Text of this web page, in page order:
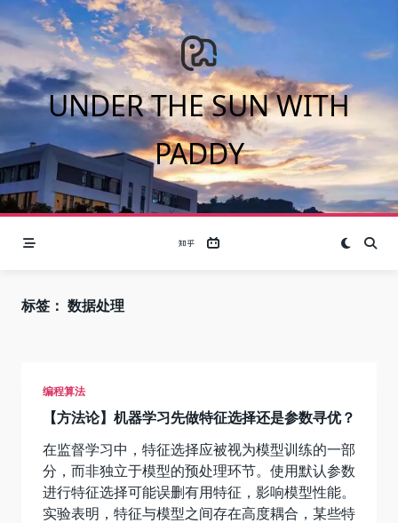
Skip
content
UNDER THE SUN WITH
PADDY
标签： 数据处理
编程算法
【方法论】机器学习先做特征选择还是参数寻优？
在监督学习中，特征选择应被视为模型训练的一部
分，而非独立于模型的预处理环节。使用默认参数
进行特征选择可能误删有用特征，影响模型性能。
实验表明，特征与模型之间存在高度耦合，某些特